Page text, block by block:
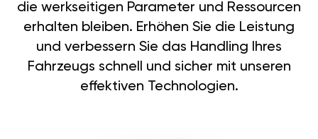
die werkseitigen Parameter und Ressourcen
erhalten bleiben. Erhöhen Sie die Leistung
und verbessern Sie das Handling Ihres
Fahrzeugs schnell und sicher mit unseren
effektiven Technologien.